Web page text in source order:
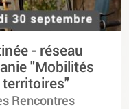
- réseau
"Mobilités
Rencontres